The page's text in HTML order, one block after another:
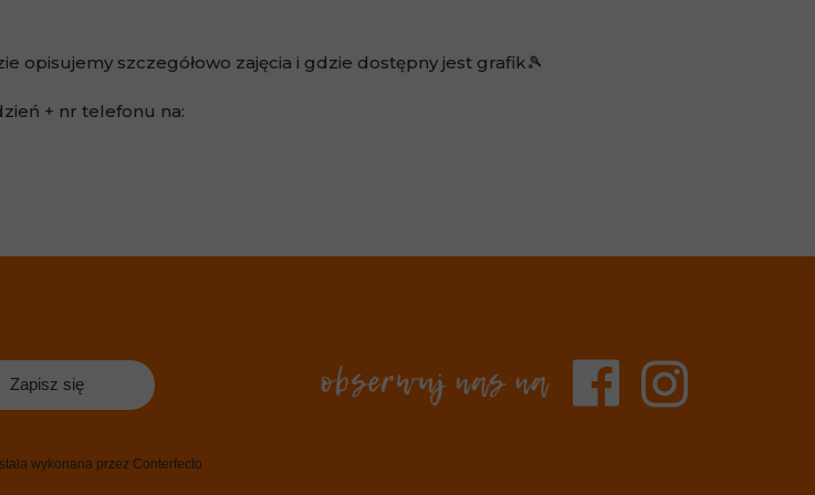
opisujemy szczegółowo zajęcia i gdzie dostępny jest grafik🎾
+ nr telefonu na:
Zapisz się
wykonana przez Conterfecto